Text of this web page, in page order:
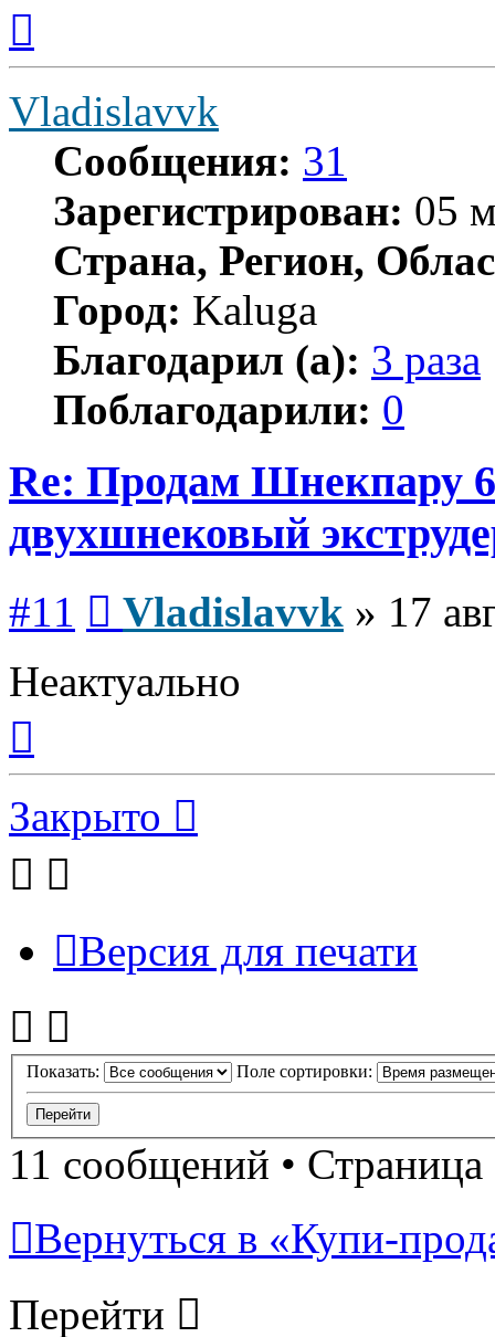
началу
Vladislavvk
Сообщения: 31
Зарегистрирован: 05
Страна, Регион,
Город: Kaluga
Благодарил (а): 3 раза
Поблагодарили: 0
Re: Продам Шнекпару
двухшнековый
#11 Vladislavvk » 17
Неактуально
началу
Закрыто
Версия для печати
Показать: Поле сортировки:
11 сообщений • Страница
Вернуться в «Купи-
Перейти